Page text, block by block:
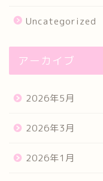
Uncategorized
アーカイブ
2026年5月
2026年3月
2026年1月